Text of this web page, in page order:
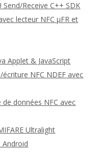
Receive C++ SDK
lecteur NFC μFR et
Applet & JavaScript
NFC NDEF avec
de données NFC avec
Ultralight
Android